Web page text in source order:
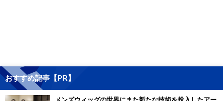
おすすめ記事【PR】
メンズウィッグの世界にまた新たな技術を投入したアー